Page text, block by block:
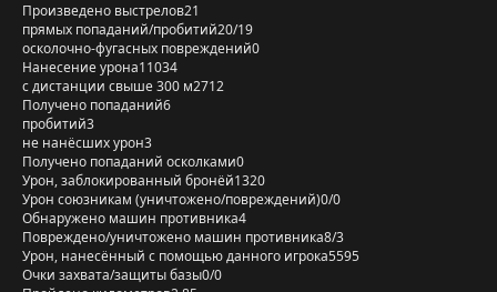
Произведено выстрелов21
прямых попаданий/пробитий20/19
осколочно-фугасных повреждений0
Нанесение урона11034
с дистанции свыше 300 м2712
Получено попаданий6
пробитий3
не нанёсших урон3
Получено попаданий осколками0
Урон, заблокированный бронёй1320
Урон союзникам (уничтожено/повреждений)0/0
Обнаружено машин противника4
Повреждено/уничтожено машин противника8/3
Урон, нанесённый с помощью данного игрока5595
Очки захвата/защиты базы0/0